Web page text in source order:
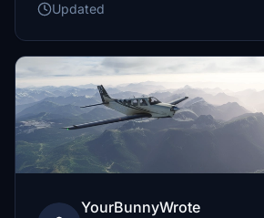
Updated
YourBunnyWrote